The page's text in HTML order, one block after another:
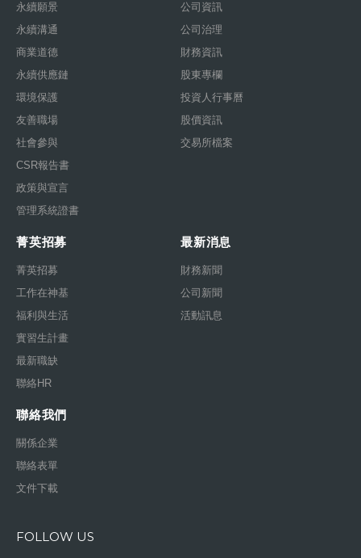
永續願景
永續溝通
商業道德
永續供應鏈
環境保護
友善職場
社會參與
CSR報告書
政策與宣言
管理系統證書
公司資訊
公司治理
財務資訊
股東專欄
投資人行事曆
股價資訊
交易所檔案
菁英招募
菁英招募
工作在神基
福利與生活
實習生計畫
最新職缺
聯絡HR
最新消息
財務新聞
公司新聞
活動訊息
聯絡我們
關係企業
聯絡表單
文件下載
FOLLOW US